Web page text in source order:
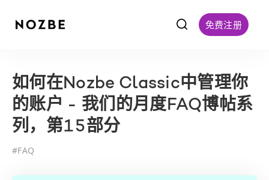
f 免费注册
如何在Nozbe Classic中管理你
的账户 - 我们的月度FAQ博帖系
列，第15部分
#FAQ